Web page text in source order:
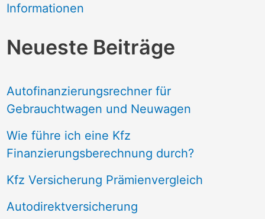
Informationen
Neueste Beiträge
Autofinanzierungsrechner für
Gebrauchtwagen und Neuwagen
Wie führe ich eine Kfz
Finanzierungsberechnung durch?
Kfz Versicherung Prämienvergleich
Autodirektversicherung